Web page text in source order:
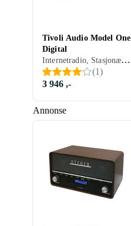
Annonse
Tivoli Audio Model One
Digital
Internetradio, Stasjonær radio, FM, AM, Internetströmning, DAB, DAB+, Nettstrøm, Display, Retro Radio, USB, Analog 3,5mm-inngang
(1)
3 946 ,-